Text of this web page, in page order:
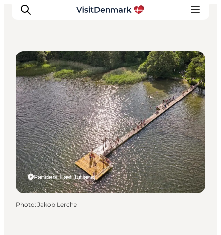
Inspirations
Destinations
Quoi faire
Hébergements
Planifiez votre voyage
Randers, East Jutland
Swimming lakes
Photo: Jakob Lerche